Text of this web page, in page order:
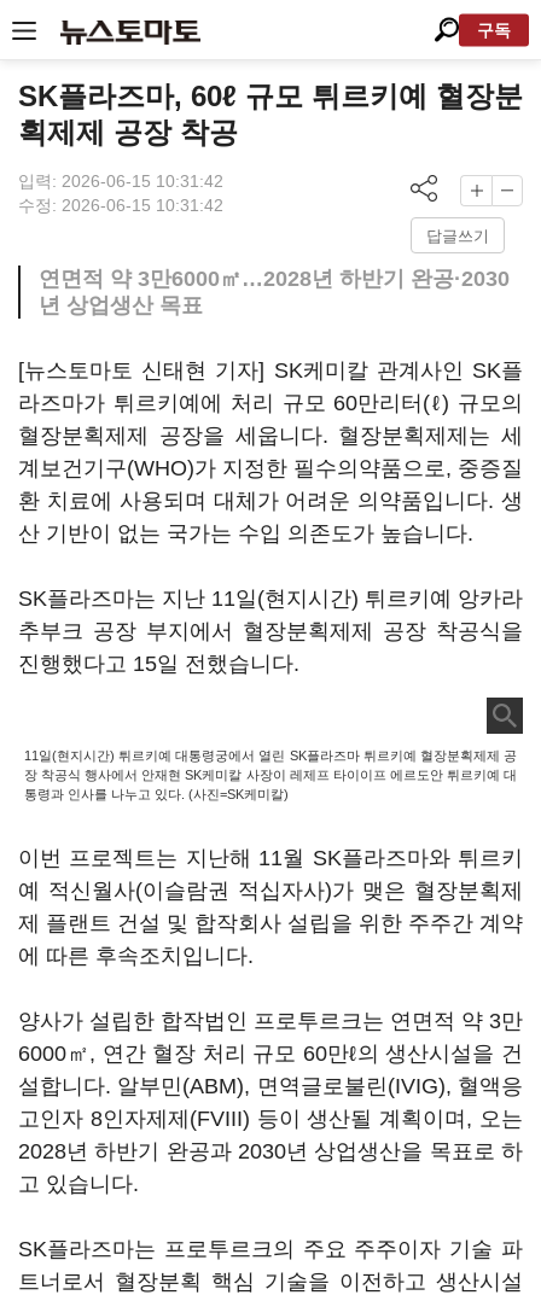
구독
SK플라즈마, 60ℓ 규모 튀르키예 혈장분
획제제 공장 착공
입력: 2026-06-15 10:31:42
수정: 2026-06-15 10:31:42
답글쓰기
연면적 약 3만6000㎡…2028년 하반기 완공·2030
년 상업생산 목표
[뉴스토마토 신태현 기자] SK케미칼 관계사인 SK플
라즈마가 튀르키예에 처리 규모 60만리터(ℓ) 규모의
혈장분획제제 공장을 세웁니다. 혈장분획제제는 세
계보건기구(WHO)가 지정한 필수의약품으로, 중증질
환 치료에 사용되며 대체가 어려운 의약품입니다. 생
산 기반이 없는 국가는 수입 의존도가 높습니다.
SK플라즈마는 지난 11일(현지시간) 튀르키예 앙카라
추부크 공장 부지에서 혈장분획제제 공장 착공식을
진행했다고 15일 전했습니다.
11일(현지시간) 튀르키예 대통령궁에서 열린 SK플라즈마 튀르키예 혈장분획제제 공
장 착공식 행사에서 안재현 SK케미칼 사장이 레제프 타이이프 에르도안 튀르키예 대
통령과 인사를 나누고 있다. (사진=SK케미칼)
이번 프로젝트는 지난해 11월 SK플라즈마와 튀르키
예 적신월사(이슬람권 적십자사)가 맺은 혈장분획제
제 플랜트 건설 및 합작회사 설립을 위한 주주간 계약
에 따른 후속조치입니다.
양사가 설립한 합작법인 프로투르크는 연면적 약 3만
6000㎡, 연간 혈장 처리 규모 60만ℓ의 생산시설을 건
설합니다. 알부민(ABM), 면역글로불린(IVIG), 혈액응
고인자 8인자제제(FVIII) 등이 생산될 계획이며, 오는
2028년 하반기 완공과 2030년 상업생산을 목표로 하
고 있습니다.
SK플라즈마는 프로투르크의 주요 주주이자 기술 파
트너로서 혈장분획 핵심 기술을 이전하고 생산시설